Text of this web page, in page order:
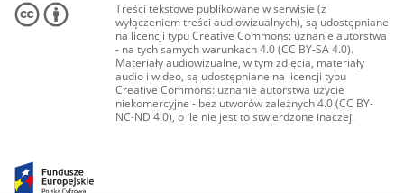
Treści tekstowe publikowane w serwisie (z
wyłączeniem treści audiowizualnych), są udostępniane
na licencji typu Creative Commons: uznanie autorstwa
- na tych samych warunkach 4.0 (CC BY-SA 4.0).
Materiały audiowizualne, w tym zdjęcia, materiały
audio i wideo, są udostępniane na licencji typu
Creative Commons: uznanie autorstwa użycie
niekomercyjne - bez utworów zależnych 4.0 (CC BY-
NC-ND 4.0), o ile nie jest to stwierdzone inaczej.